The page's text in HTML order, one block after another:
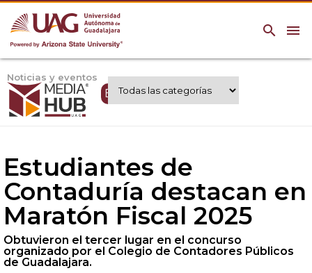
menu
search
Noticias y eventos
Expertos UAG
Estudiantes de
Contaduría destacan en
Maratón Fiscal 2025
Obtuvieron el tercer lugar en el concurso
organizado por el Colegio de Contadores Públicos
de Guadalajara.